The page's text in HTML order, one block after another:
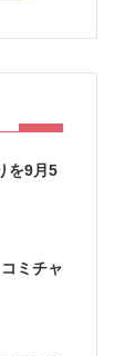
を9月5
ミチャ